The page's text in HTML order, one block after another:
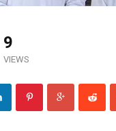
9
VIEWS